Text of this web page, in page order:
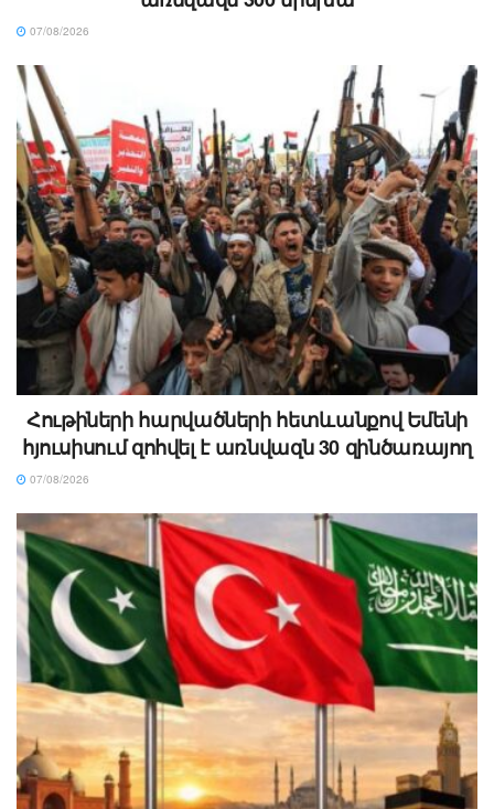
07/08/2026
Հութիների հարվածների հետևանքով Եմենի
հյուսիսում զոհվել է առնվազն 30 զինծառայող
07/08/2026